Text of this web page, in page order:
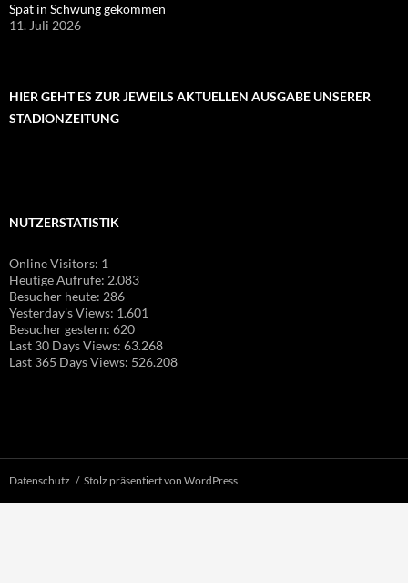
Spät in Schwung gekommen
11. Juli 2026
HIER GEHT ES ZUR JEWEILS AKTUELLEN AUSGABE UNSERER
STADIONZEITUNG
NUTZERSTATISTIK
Online Visitors: 1
Heutige Aufrufe: 2.083
Besucher heute: 286
Yesterday's Views: 1.601
Besucher gestern: 620
Last 30 Days Views: 63.268
Last 365 Days Views: 526.208
Datenschutz Stolz präsentiert von WordPress